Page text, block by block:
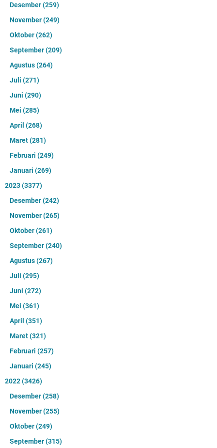
Desember(259)
November(249)
Oktober(262)
September(209)
Agustus(264)
Juli (271)
Juni (290)
Mei (285)
April (268)
Maret(281)
Februari (249)
Januari (269)
2023(3377)
Desember(242)
November(265)
Oktober(261)
September(240)
Agustus(267)
Juli (295)
Juni (272)
Mei (361)
April (351)
Maret(321)
Februari (257)
Januari (245)
2022(3426)
Desember(258)
November(255)
Oktober(249)
September(315)